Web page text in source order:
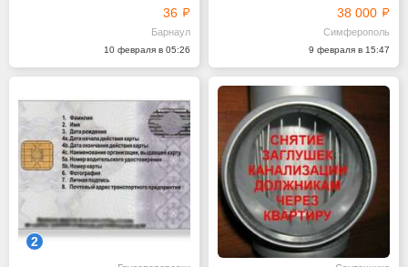
36
Барнаул
10 февраля в 05:26
38 000
Симферополь
9 февраля в 15:47
2